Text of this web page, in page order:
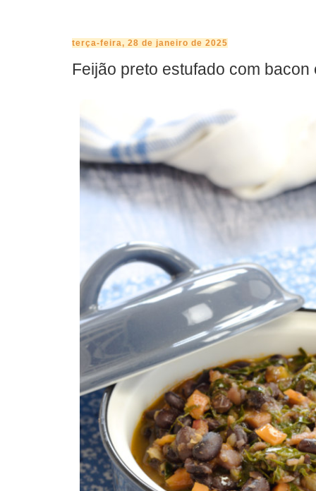
terça-feira, 28 de janeiro de 2025
Feijão preto estufado com bacon
COMPRAR LIVRO COMPRAR LIVRO